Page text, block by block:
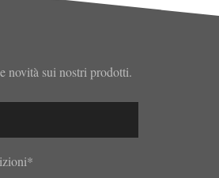
novità sui nostri prodotti.